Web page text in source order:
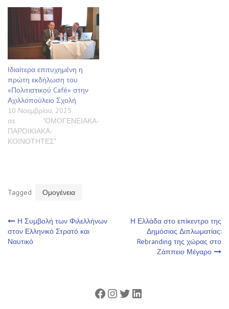
Ιδιαίτερα επιτυχημένη η
πρώτη εκδήλωση του
«Πολιτιστικού Café» στην
Αχιλλοπούλειο Σχολή
10 Νοεμβρίου, 2025
σε "ΟΜΟΓΕΝΕΙΑΚΑ-
ΠΑΡΟΙΚΙΑΚΑ-
ΚΟΙΝΟΤΗΤΕΣ"
Tagged Ομογένεια
Πλοήγηση
άρθρων
Η Συμβολή των Φιλελλήνων
στον Ελληνικό Στρατό και
Ναυτικό
Η Ελλάδα στο επίκεντρο της
Δημόσιας Διπλωματίας:
Rebranding της χώρας στο
Ζάππειο Μέγαρο
Facebook
Instagram
Twitter
Linkedin